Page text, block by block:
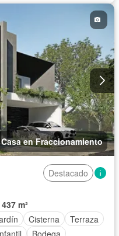
Casa en Fraccionamiento
Destacado
437 m²
Cisterna
Terraza
Bodega